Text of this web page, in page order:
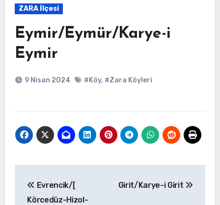
ZARA İlçesi
Eymir/Eymür/Karye-i
Eymir
9 Nisan 2024 #Köy, #Zara Köyleri
gezinmesi
Evrencik/[
Körcedüz-Hizol-
Girit/Karye-i Girit